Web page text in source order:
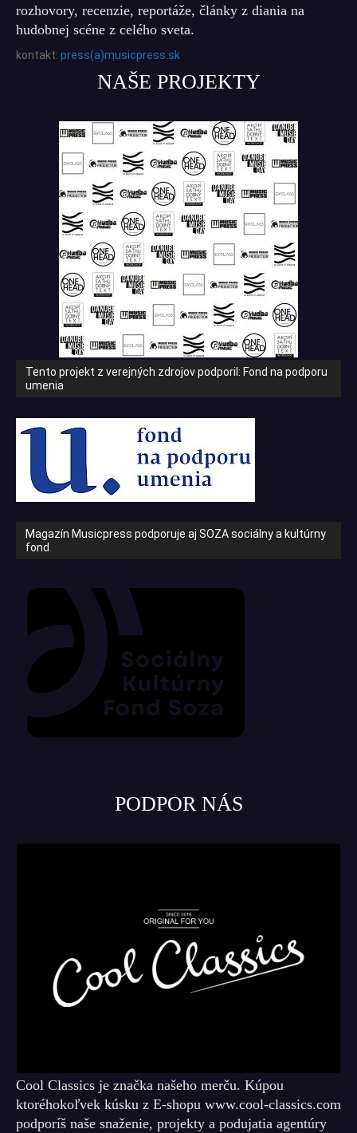
rozhovory, recenzie, reportáže, články z diania na
hudobnej scéne z celého sveta.
kontakt: press(a)musicpress.sk
NAŠE PROJEKTY
Tento projekt z verejných zdrojov podporil: Fond na podporu
umenia
Magazín Musicpress podporuje aj SOZA sociálny a kultúrny
fond
PODPOR NÁS
Cool Classics je značka našeho merču. Kúpou
ktoréhokoľvek kúsku z E-shopu www.cool-classics.com
podporíš naše snaženie, projekty a podujatia agentúry